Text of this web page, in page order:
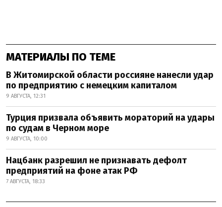
МАТЕРИАЛЫ ПО ТЕМЕ
В Житомирской области россияне нанесли удар
по предприятию с немецким капиталом
9 АВГУСТА, 12:31
Турция призвала объявить мораторий на удары
по судам в Черном море
9 АВГУСТА, 10:00
Нацбанк разрешил не признавать дефолт
предприятий на фоне атак РФ
7 АВГУСТА, 18:33